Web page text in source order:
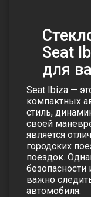
Seat
для
Seat Ibiza —
компактных
стиль,
своей
является
городских
поездок.
безопасности
важно
автомобиля.